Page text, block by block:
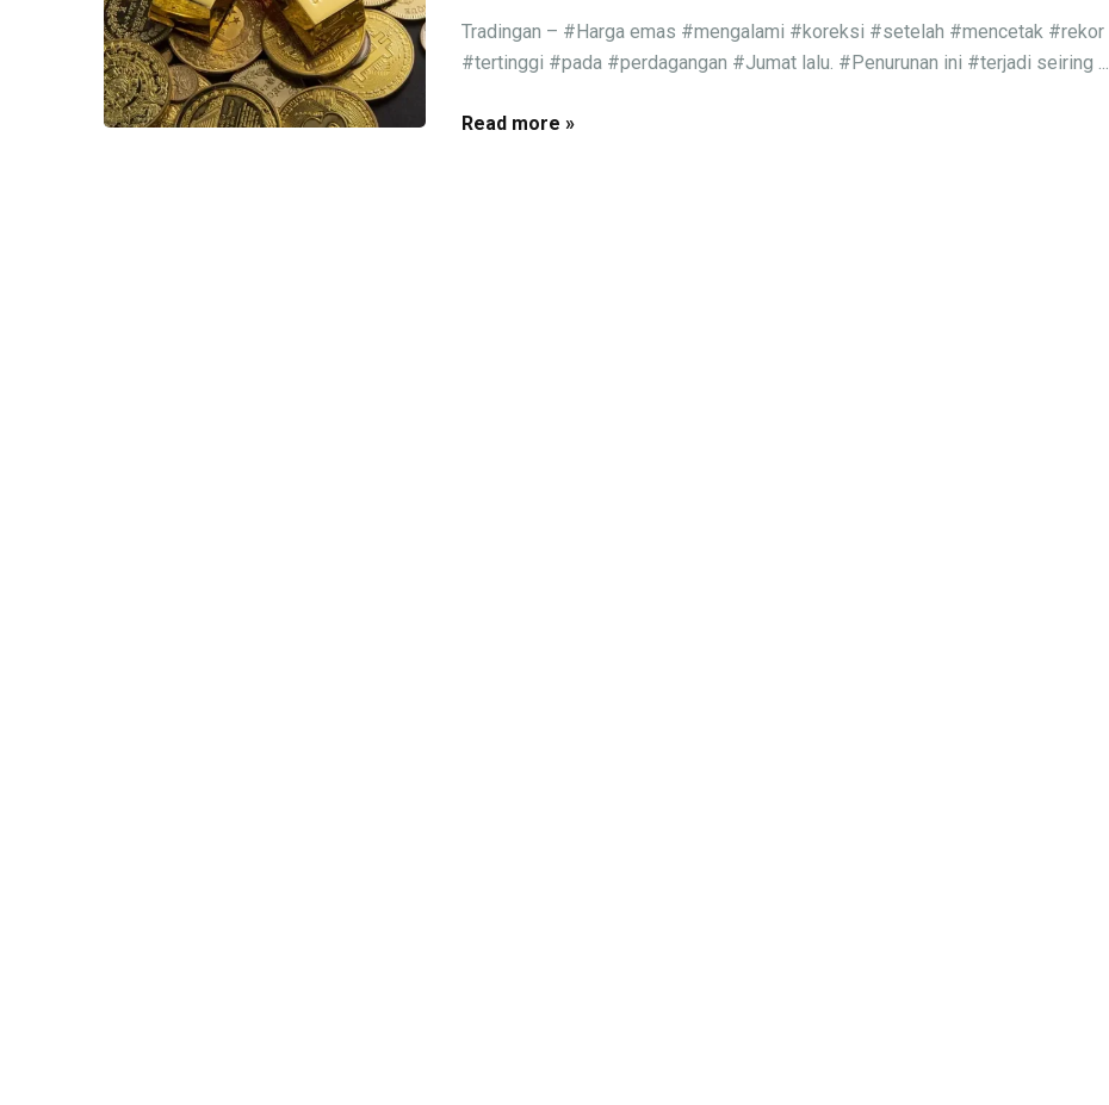
Tradingan – #Harga emas #mengalami #koreksi #setelah #mencetak #rekor
#tertinggi #pada #perdagangan #Jumat lalu. #Penurunan ini #terjadi seiring ...
Read more »